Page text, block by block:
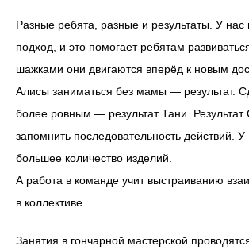
Разные ребята, разные и результаты. У
подход, и это помогает ребятам
шажками они двигаются вперёд к новым
Алисы заниматься без мамы — результат.
более ровным — результат Тани.
запомнить последовательность действий.
большее количество изделий.
А работа в команде учит выстраиванию
в коллективе.
Занятия в гончарной мастерской